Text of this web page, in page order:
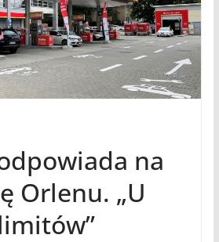
na
Orlenu. „U